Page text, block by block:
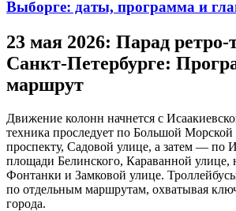
Выборге: даты, программа и
23 мая 2026: Парад ретро-
Санкт-Петербурге:
маршрут
Движение колонн начнется с
техника проследует по Большой
проспекту, Садовой улице, а затем — по
площади Белинского, Караванной улице,
Фонтанки и Замковой улице.
по отдельным маршрутам, охватывая
города.